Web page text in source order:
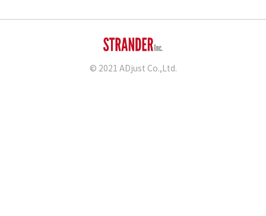
© 2021 ADjust Co.,Ltd.